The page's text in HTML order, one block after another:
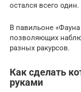
остался всего один.
В павильоне
позволяющих
разных ракурсов.
Как сделать
руками